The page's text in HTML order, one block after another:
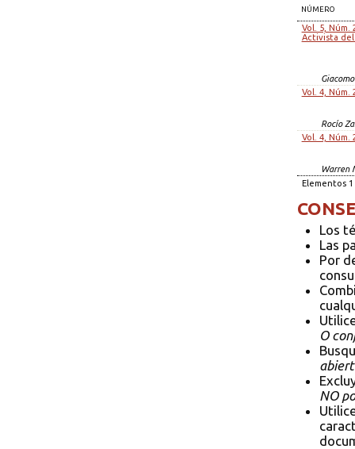
NÚMERO
Vol. 5, Núm.
Activista
Vol. 4, Núm.
Rocío
Vol. 4, Núm.
Warren
Elementos 1
Los
Las
Por
O
NO